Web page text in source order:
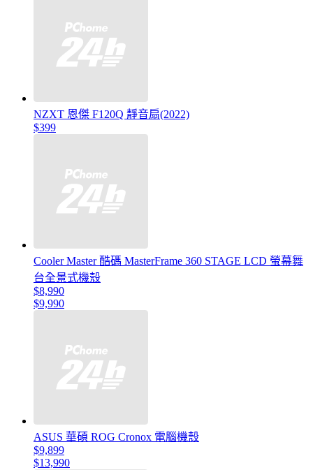
NZXT 恩傑 F120Q 靜音扇(2022)
$399
Cooler Master 酷碼 MasterFrame 360 STAGE LCD 螢幕舞
台全景式機殼
$8,990
$9,990
ASUS 華碩 ROG Cronox 電腦機殼
$9,899
$13,990